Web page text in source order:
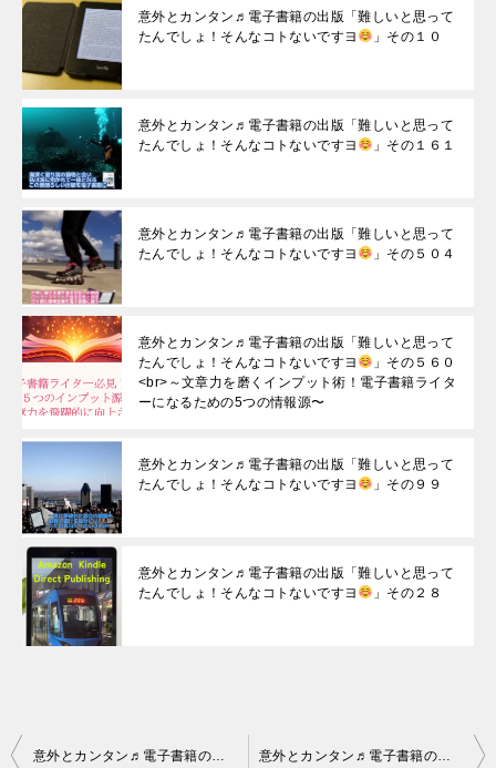
意外とカンタン♬電子書籍の出版「難しいと思って
たんでしょ！そんなコトないですヨ
」その１０
意外とカンタン♬電子書籍の出版「難しいと思って
たんでしょ！そんなコトないですヨ
」その１６１
意外とカンタン♬電子書籍の出版「難しいと思って
たんでしょ！そんなコトないですヨ
」その５０４
意外とカンタン♬電子書籍の出版「難しいと思って
たんでしょ！そんなコトないですヨ
」その５６０
<br>～文章力を磨くインプット術！電子書籍ライタ
ーになるための5つの情報源〜
意外とカンタン♬電子書籍の出版「難しいと思って
たんでしょ！そんなコトないですヨ
」その９９
意外とカンタン♬電子書籍の出版「難しいと思って
たんでしょ！そんなコトないですヨ
」その２８
投 意外とカンタン♬電子書籍の出版「難しいと思ってたんでしょ！そんなコトないですヨ 意外とカンタン♬電子書籍の出版「難しいと思ってたんでしょ！そんなコトないですヨ